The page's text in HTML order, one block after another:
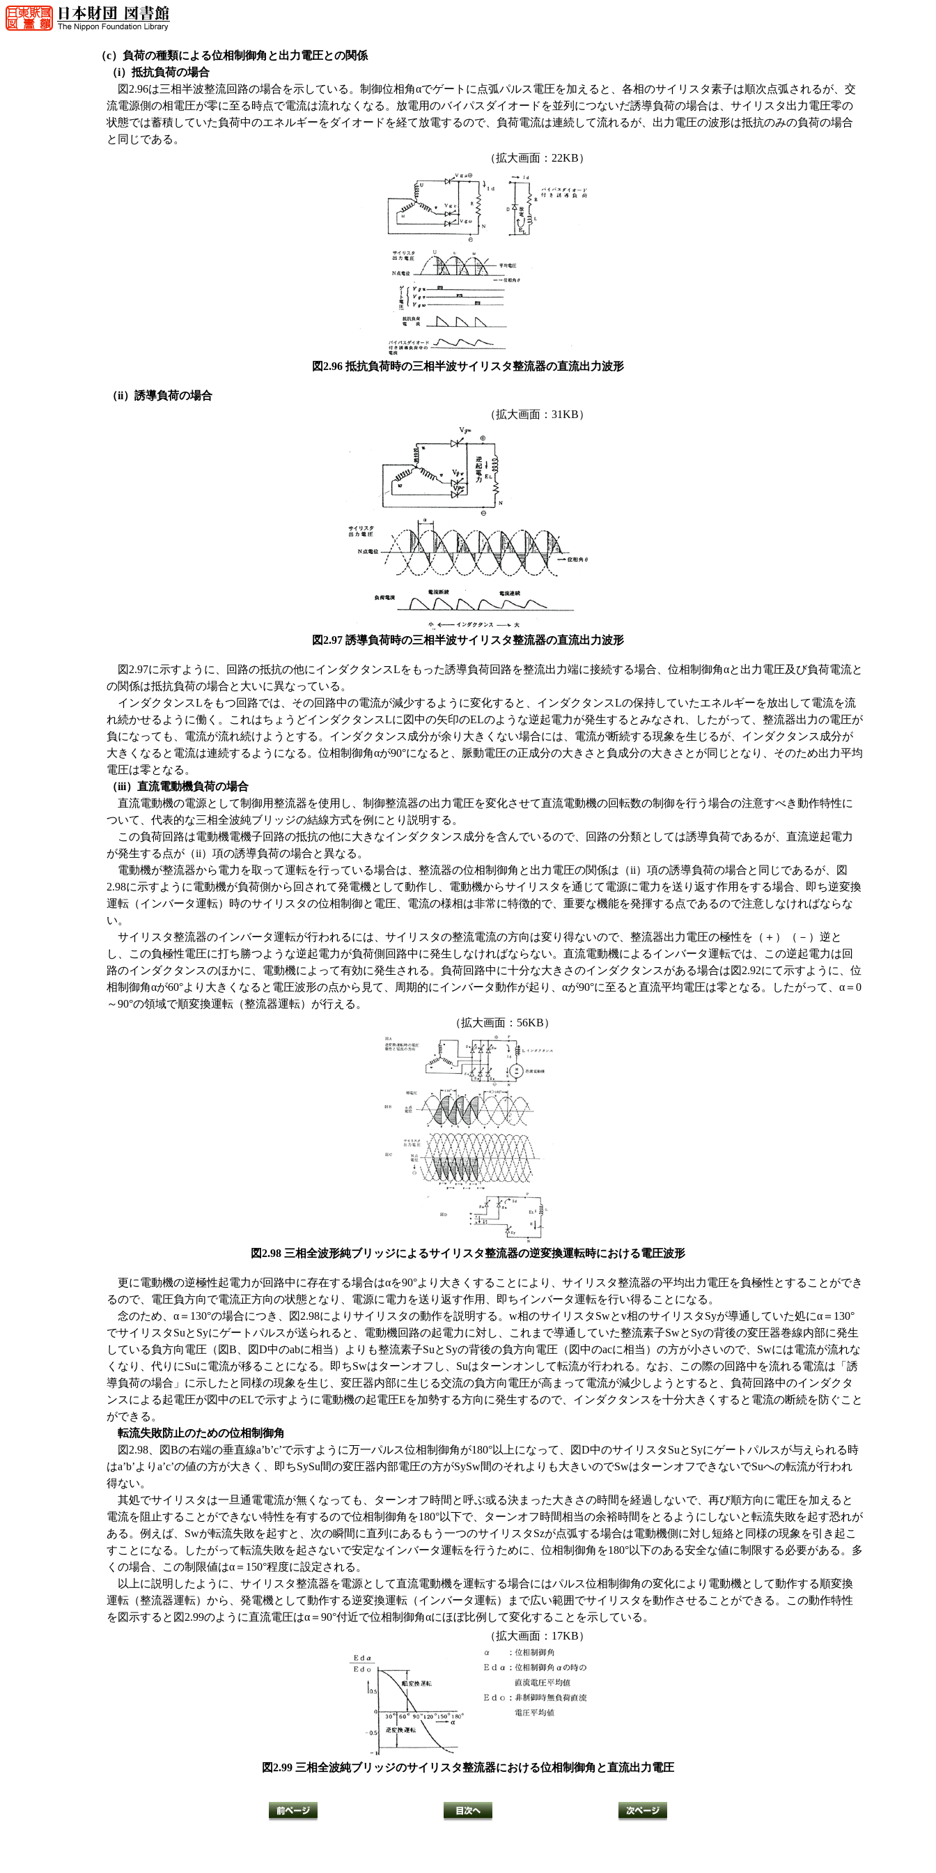
（c）負荷の種類による位相制御角と出力電圧との関係
（i）抵抗負荷の場合
図2.96は三相半波整流回路の場合を示している。制御位相角αでゲートに点弧パルス電圧を加えると、各相のサイリスタ素子は順次点弧されるが、交
流電源側の相電圧が零に至る時点で電流は流れなくなる。放電用のバイパスダイオードを並列につないだ誘導負荷の場合は、サイリスタ出力電圧零の
状態では蓄積していた負荷中のエネルギーをダイオードを経て放電するので、負荷電流は連続して流れるが、出力電圧の波形は抵抗のみの負荷の場合
と同じである。
（拡大画面：22KB）
図2.96 抵抗負荷時の三相半波サイリスタ整流器の直流出力波形
（ii）誘導負荷の場合
（拡大画面：31KB）
図2.97 誘導負荷時の三相半波サイリスタ整流器の直流出力波形
図2.97に示すように、回路の抵抗の他にインダクタンスLをもった誘導負荷回路を整流出力端に接続する場合、位相制御角αと出力電圧及び負荷電流と
の関係は抵抗負荷の場合と大いに異なっている。
インダクタンスLをもつ回路では、その回路中の電流が減少するように変化すると、インダクタンスLの保持していたエネルギーを放出して電流を流
れ続かせるように働く。これはちょうどインダクタンスLに図中の矢印のELのような逆起電力が発生するとみなされ、したがって、整流器出力の電圧が
負になっても、電流が流れ続けようとする。インダクタンス成分が余り大きくない場合には、電流が断続する現象を生じるが、インダクタンス成分が
大きくなると電流は連続するようになる。位相制御角αが90°になると、脈動電圧の正成分の大きさと負成分の大きさとが同じとなり、そのため出力平均
電圧は零となる。
（iii）直流電動機負荷の場合
直流電動機の電源として制御用整流器を使用し、制御整流器の出力電圧を変化させて直流電動機の回転数の制御を行う場合の注意すべき動作特性に
ついて、代表的な三相全波純ブリッジの結線方式を例にとり説明する。
この負荷回路は電動機電機子回路の抵抗の他に大きなインダクタンス成分を含んでいるので、回路の分類としては誘導負荷であるが、直流逆起電力
が発生する点が（ii）項の誘導負荷の場合と異なる。
電動機が整流器から電力を取って運転を行っている場合は、整流器の位相制御角と出力電圧の関係は（ii）項の誘導負荷の場合と同じであるが、図
2.98に示すように電動機が負荷側から回されて発電機として動作し、電動機からサイリスタを通じて電源に電力を送り返す作用をする場合、即ち逆変換
運転（インバータ運転）時のサイリスタの位相制御と電圧、電流の様相は非常に特徴的で、重要な機能を発揮する点であるので注意しなければならな
い。
サイリスタ整流器のインバータ運転が行われるには、サイリスタの整流電流の方向は変り得ないので、整流器出力電圧の極性を（＋）（－）逆と
し、この負極性電圧に打ち勝つような逆起電力が負荷側回路中に発生しなければならない。直流電動機によるインバータ運転では、この逆起電力は回
路のインダクタンスのほかに、電動機によって有効に発生される。負荷回路中に十分な大きさのインダクタンスがある場合は図2.92にて示すように、位
相制御角αが60°より大きくなると電圧波形の点から見て、周期的にインバータ動作が起り、αが90°に至ると直流平均電圧は零となる。したがって、α＝0
～90°の領域で順変換運転（整流器運転）が行える。
（拡大画面：56KB）
図2.98 三相全波形純ブリッジによるサイリスタ整流器の逆変換運転時における電圧波形
更に電動機の逆極性起電力が回路中に存在する場合はαを90°より大きくすることにより、サイリスタ整流器の平均出力電圧を負極性とすることができ
るので、電圧負方向で電流正方向の状態となり、電源に電力を送り返す作用、即ちインバータ運転を行い得ることになる。
念のため、α＝130°の場合につき、図2.98によりサイリスタの動作を説明する。w相のサイリスタSwとv相のサイリスタSyが導通していた処にα＝130°
でサイリスタSuとSyにゲートパルスが送られると、電動機回路の起電力に対し、これまで導通していた整流素子SwとSyの背後の変圧器巻線内部に発生
している負方向電圧（図B、図D中のabに相当）よりも整流素子SuとSyの背後の負方向電圧（図中のacに相当）の方が小さいので、Swには電流が流れな
くなり、代りにSuに電流が移ることになる。即ちSwはターンオフし、Suはターンオンして転流が行われる。なお、この際の回路中を流れる電流は「誘
導負荷の場合」に示したと同様の現象を生じ、変圧器内部に生じる交流の負方向電圧が高まって電流が減少しようとすると、負荷回路中のインダクタ
ンスによる起電圧が図中のELで示すように電動機の起電圧Eを加勢する方向に発生するので、インダクタンスを十分大きくすると電流の断続を防ぐこと
ができる。
転流失敗防止のための位相制御角
図2.98、図Bの右端の垂直線a’b’c’で示すように万一パルス位相制御角が180°以上になって、図D中のサイリスタSuとSyにゲートパルスが与えられる時
はa’b’よりa’c’の値の方が大きく、即ちSySu間の変圧器内部電圧の方がSySw間のそれよりも大きいのでSwはターンオフできないでSuへの転流が行われ
得ない。
其処でサイリスタは一旦通電電流が無くなっても、ターンオフ時間と呼ぶ或る決まった大きさの時間を経過しないで、再び順方向に電圧を加えると
電流を阻止することができない特性を有するので位相制御角を180°以下で、ターンオフ時間相当の余裕時間をとるようにしないと転流失敗を起す恐れが
ある。例えば、Swが転流失敗を起すと、次の瞬間に直列にあるもう一つのサイリスタSzが点弧する場合は電動機側に対し短絡と同様の現象を引き起こ
すことになる。したがって転流失敗を起さないで安定なインバータ運転を行うために、位相制御角を180°以下のある安全な値に制限する必要がある。多
くの場合、この制限値はα＝150°程度に設定される。
以上に説明したように、サイリスタ整流器を電源として直流電動機を運転する場合にはパルス位相制御角の変化により電動機として動作する順変換
運転（整流器運転）から、発電機として動作する逆変換運転（インバータ運転）まで広い範囲でサイリスタを動作させることができる。この動作特性
を図示すると図2.99のように直流電圧はα＝90°付近で位相制御角αにほぼ比例して変化することを示している。
（拡大画面：17KB）
図2.99 三相全波純ブリッジのサイリスタ整流器における位相制御角と直流出力電圧